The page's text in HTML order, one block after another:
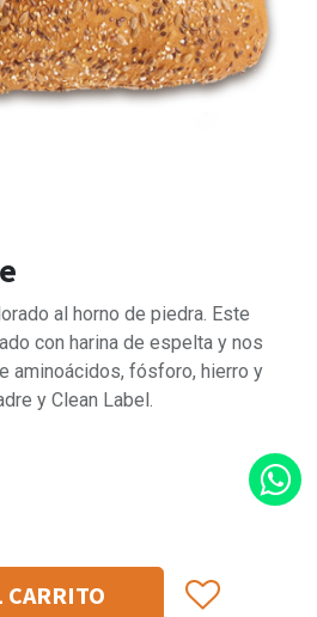
al horno de piedra. Este
con harina de espelta y nos
aminoácidos, fósforo, hierro y
y Clean Label.
CARRITO